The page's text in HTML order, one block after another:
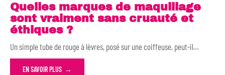
Quelles marques de maquillage
sont vraiment sans cruauté et
éthiques ?
Un simple tube de rouge à lèvres, posé sur une coiffeuse, peut-il…
EN SAVOIR PLUS